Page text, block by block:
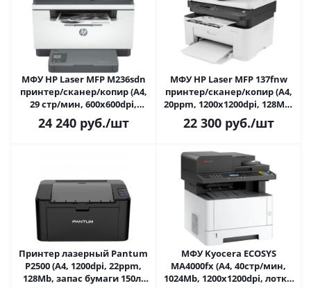
МФУ HP Laser MFP M236sdn
принтер/сканер/копир (A4,
29 стр/мин, 600x600dpi,
64Mb, лоток 150л, дуплекс,
ADF, USB/LAN, до 20000стр/
24 240руб./шт
МФУ HP Laser MFP 137fnw
принтер/сканер/копир (A4,
20ppm, 1200x1200dpi, 128Mb,
USB/LAN, до 10000стр/мес)
22 300руб./шт
Принтер лазерный Pantum
P2500 (А4, 1200dpi, 22ppm,
128Mb, запас бумаги 150л,
МФУ Kyocera ECOSYS
MA4000fx (A4, 40стр/мин,
1024Mb, 1200x1200dpi, лотки